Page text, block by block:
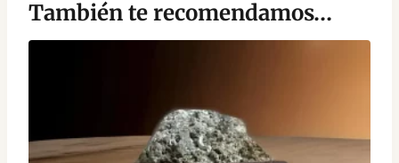
También te recomendamos…